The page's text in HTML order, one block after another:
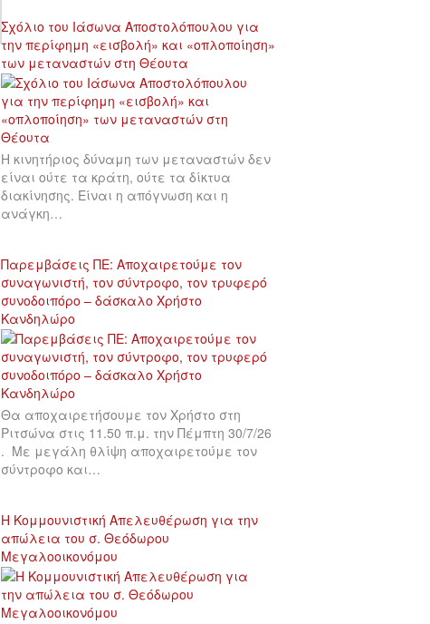
Σχόλιο του Ιάσωνα Αποστολόπουλου για
την περίφημη «εισβολή» και «οπλοποίηση»
των μεταναστών στη Θέουτα
Η κινητήριος δύναμη των μεταναστών δεν
είναι ούτε τα κράτη, ούτε τα δίκτυα
διακίνησης. Είναι η απόγνωση και η
ανάγκη…
Παρεμβάσεις ΠΕ: Αποχαιρετούμε τον
συναγωνιστή, τον σύντροφο, τον τρυφερό
συνοδοιπόρο – δάσκαλο Χρήστο
Κανδηλώρο
Θα αποχαιρετήσουμε τον Χρήστο στη
Ριτσώνα στις 11.50 π.μ. την Πέμπτη 30/7/26
. Με μεγάλη θλίψη αποχαιρετούμε τον
σύντροφο και…
Η Κομμουνιστική Απελευθέρωση για την
απώλεια του σ. Θεόδωρου
Μεγαλοοικονόμου